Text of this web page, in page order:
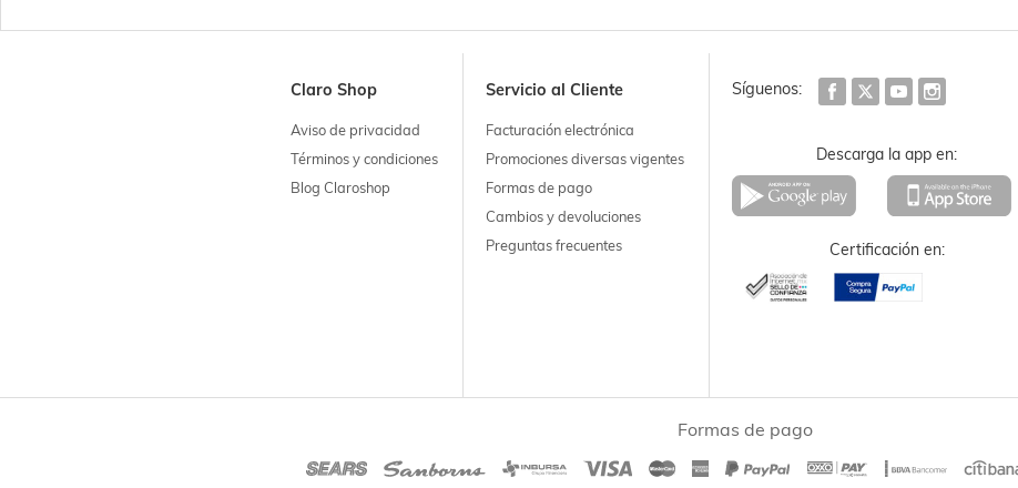
Claro Shop
Aviso de privacidad
Términos y condiciones
Blog Claroshop
Servicio al Cliente
Facturación electrónica
Promociones diversas vigentes
Formas de pago
Cambios y devoluciones
Preguntas frecuentes
Síguenos:
Descarga la app en:
Certificación en:
Formas de pago